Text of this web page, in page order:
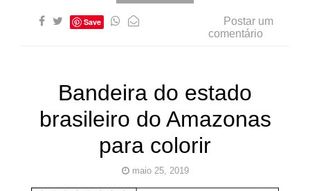
Save
Postar um
comentário
Bandeira do estado
brasileiro do Amazonas
para colorir
maio 25, 2019